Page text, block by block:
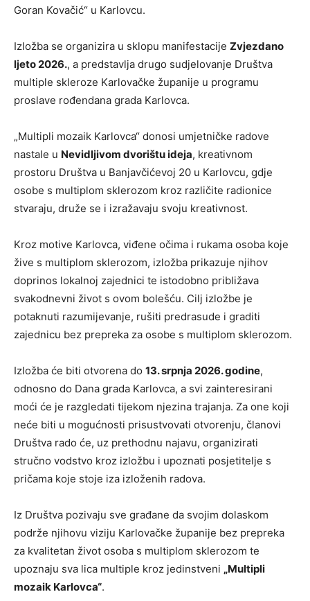
Goran Kovačić“ u Karlovcu.
Izložba se organizira u sklopu manifestacije Zvjezdano
ljeto 2026., a predstavlja drugo sudjelovanje Društva
multiple skleroze Karlovačke županije u programu
proslave rođendana grada Karlovca.
„Multipli mozaik Karlovca“ donosi umjetničke radove
nastale u Nevidljivom dvorištu ideja, kreativnom
prostoru Društva u Banjavčićevoj 20 u Karlovcu, gdje
osobe s multiplom sklerozom kroz različite radionice
stvaraju, druže se i izražavaju svoju kreativnost.
Kroz motive Karlovca, viđene očima i rukama osoba koje
žive s multiplom sklerozom, izložba prikazuje njihov
doprinos lokalnoj zajednici te istodobno približava
svakodnevni život s ovom bolešću. Cilj izložbe je
potaknuti razumijevanje, rušiti predrasude i graditi
zajednicu bez prepreka za osobe s multiplom sklerozom.
Izložba će biti otvorena do 13. srpnja 2026. godine,
odnosno do Dana grada Karlovca, a svi zainteresirani
moći će je razgledati tijekom njezina trajanja. Za one koji
neće biti u mogućnosti prisustvovati otvorenju, članovi
Društva rado će, uz prethodnu najavu, organizirati
stručno vodstvo kroz izložbu i upoznati posjetitelje s
pričama koje stoje iza izloženih radova.
Iz Društva pozivaju sve građane da svojim dolaskom
podrže njihovu viziju Karlovačke županije bez prepreka
za kvalitetan život osoba s multiplom sklerozom te
upoznaju sva lica multiple kroz jedinstveni „Multipli
mozaik Karlovca“.